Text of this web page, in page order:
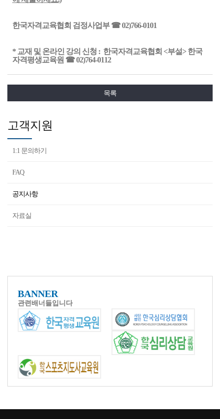
한국자격교육협회 검정사업부☎02)766-0101
* 교재 및 온라인 강의 신청 : 한국자격교육협회 <부설> 한국
자격평생교육원 ☎02)764-0112
목록
고객지원
1:1 문의하기
FAQ
공지사항
자료실
BANNER
관련배너들입니다